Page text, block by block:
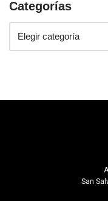
Categorías
San